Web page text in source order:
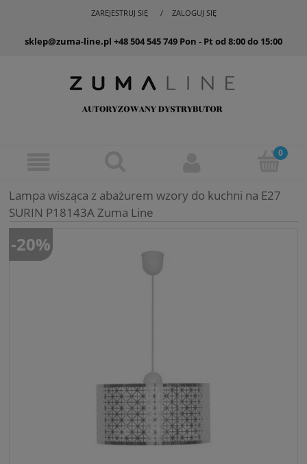
ZAREJESTRUJ SIĘ ZALOGUJ SIĘ
sklep@zuma-line.pl +48 504 545 749 Pon - Pt od 8:00 do 15:00
Lampa wisząca z abażurem wzory do kuchni na E27
SURIN P18143A Zuma Line
-20%